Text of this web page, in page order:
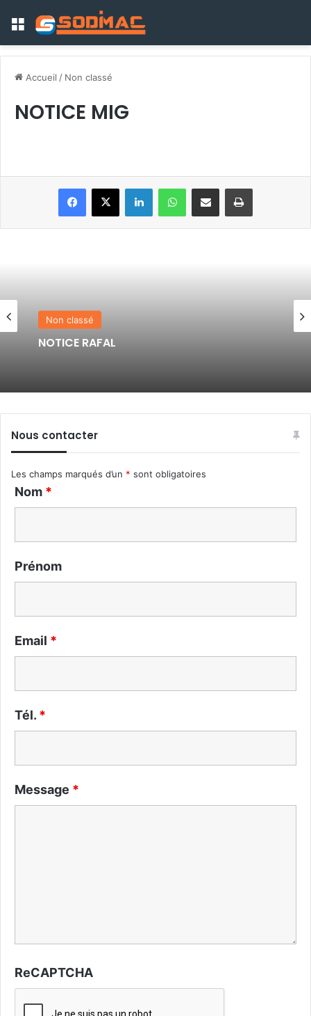
Menu
Accueil / Non classé
NOTICE MIG
Non classé
NOTICE RAFAL
Nous contacter
Les champs marqués d’un * sont obligatoires
Nom *
Prénom
Email *
Tél. *
Message *
ReCAPTCHA